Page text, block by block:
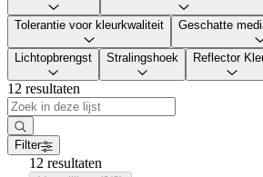
Tolerantie voor kleurkwaliteit Geschatte
Lichtopbrengst Stralingshoek Reflector
12 resultaten
Filter
12 resultaten